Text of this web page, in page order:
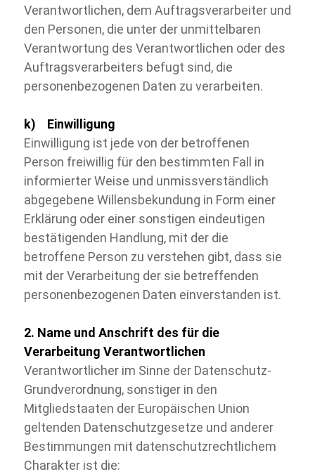
Verantwortlichen, dem Auftragsverarbeiter und
den Personen, die unter der unmittelbaren
Verantwortung des Verantwortlichen oder des
Auftragsverarbeiters befugt sind, die
personenbezogenen Daten zu verarbeiten.
k) Einwilligung
Einwilligung ist jede von der betroffenen
Person freiwillig für den bestimmten Fall in
informierter Weise und unmissverständlich
abgegebene Willensbekundung in Form einer
Erklärung oder einer sonstigen eindeutigen
bestätigenden Handlung, mit der die
betroffene Person zu verstehen gibt, dass sie
mit der Verarbeitung der sie betreffenden
personenbezogenen Daten einverstanden ist.
2. Name und Anschrift des für die
Verarbeitung Verantwortlichen
Verantwortlicher im Sinne der Datenschutz-
Grundverordnung, sonstiger in den
Mitgliedstaaten der Europäischen Union
geltenden Datenschutzgesetze und anderer
Bestimmungen mit datenschutzrechtlichem
Charakter ist die: